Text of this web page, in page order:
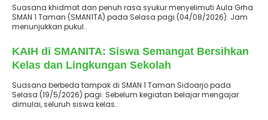
Suasana khidmat dan penuh rasa syukur menyelimuti Aula Grha
SMAN 1 Taman (SMAN1TA) pada Selasa pagi (04/08/2026). Jam
menunjukkan pukul..
KAIH di SMANITA: Siswa Semangat Bersihkan
Kelas dan Lingkungan Sekolah
Suasana berbeda tampak di SMAN 1 Taman Sidoarjo pada
Selasa (19/5/2026) pagi. Sebelum kegiatan belajar mengajar
dimulai, seluruh siswa kelas..